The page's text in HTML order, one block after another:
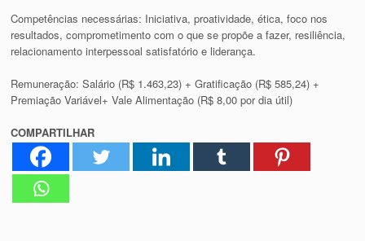
Competências necessárias: Iniciativa, proatividade, ética, foco nos
resultados, comprometimento com o que se propõe a fazer, resiliência,
relacionamento interpessoal satisfatório e liderança.
Remuneração: Salário (R$ 1.463,23) + Gratificação (R$ 585,24) +
Premiação Variável+ Vale Alimentação (R$ 8,00 por dia útil)
COMPARTILHAR